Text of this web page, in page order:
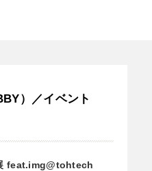
）／イベント
feat.img@tohtech